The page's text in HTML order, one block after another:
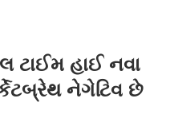
ટાઈમ હાઈ નવા
નેગેટિવ છે